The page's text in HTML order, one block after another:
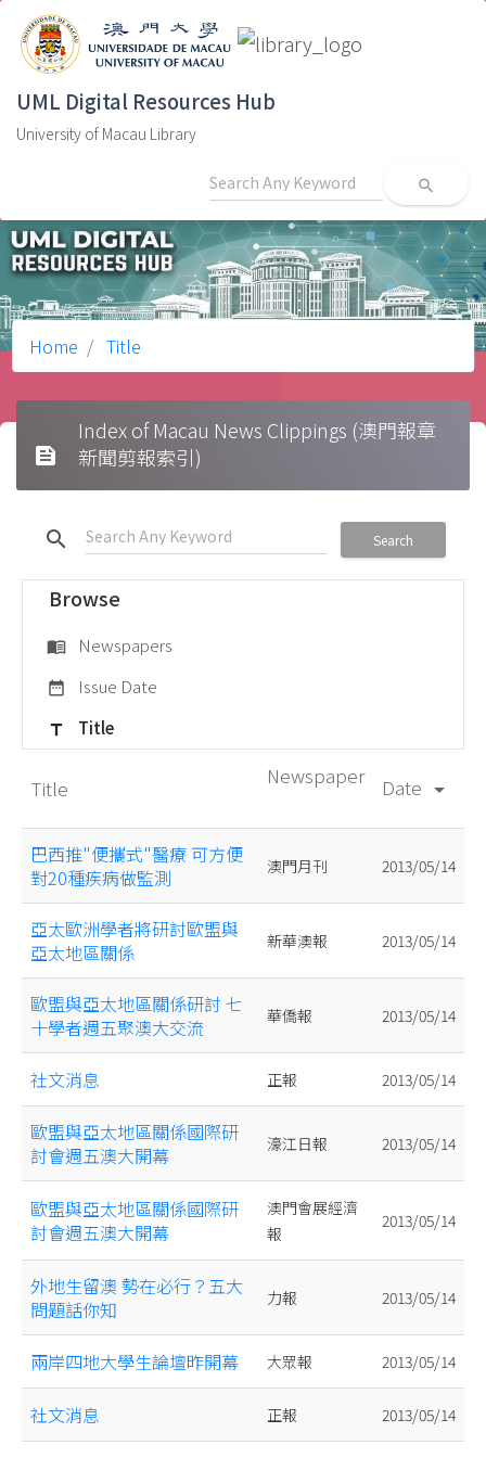
UML Digital Resources Hub
University of Macau Library
search
Home Title
feed
Index of Macau News Clippings (澳門報章
新聞剪報索引)
search Search
Browse
menu_book Newspapers
date_range Issue Date
title Title
Title Newspaper Date arrow_drop_down
巴西推"便攜式"醫療 可方便
對20種疾病做監測
澳門月刊 2013/05/14
亞太歐洲學者將研討歐盟與
亞太地區關係
新華澳報 2013/05/14
歐盟與亞太地區關係研討 七
十學者週五聚澳大交流
華僑報 2013/05/14
社文消息 正報 2013/05/14
歐盟與亞太地區關係國際研
討會週五澳大開幕
濠江日報 2013/05/14
歐盟與亞太地區關係國際研
討會週五澳大開幕
澳門會展經濟
報
2013/05/14
外地生留澳 勢在必行？五大
問題話你知
力報 2013/05/14
兩岸四地大學生論壇昨開幕 大眾報 2013/05/14
社文消息 正報 2013/05/14